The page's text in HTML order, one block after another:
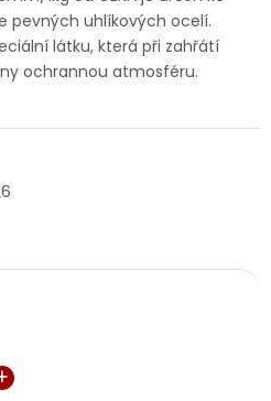
obchodu
pevných uhlíkových ocelí.
látku, která při zahřátí
ochrannou atmosféru.